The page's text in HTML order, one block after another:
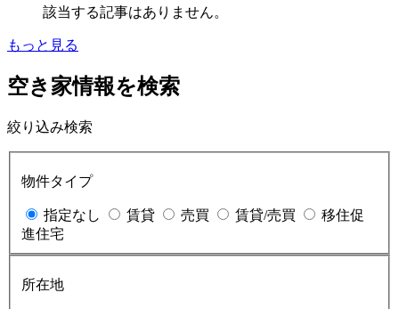
該当する記事はありません。
もっと見る
空き家情報を検索
絞り込み検索
物件タイプ
指定なし 賃貸 売買 賃貸/売買
移住促
進住宅
所在地